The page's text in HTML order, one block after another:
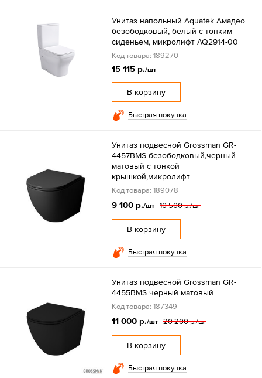
Унитаз напольный Aquatek Амадео
безободковый, белый с тонким
сиденьем, микролифт AQ2914-00
Код товара: 189270
15 115 р./шт
В корзину
Быстрая покупка
Унитаз подвесной Grossman GR-
4457BMS безободковый,черный
матовый с тонкой
крышкой,микролифт
Код товара: 189078
9 100 р./шт 10 500 р./шт
В корзину
Быстрая покупка
Унитаз подвесной Grossman GR-
4455BMS черный матовый
Код товара: 187349
11 000 р./шт 20 200 р./шт
В корзину
Быстрая покупка